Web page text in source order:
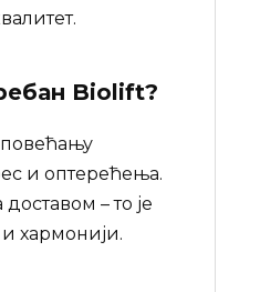
Biolift?
и оптерећења.
– то је
хармонији.